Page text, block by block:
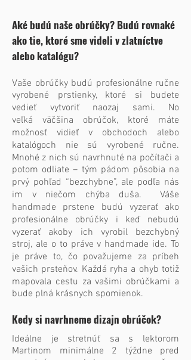
Aké budú naše obrúčky? Budú rovnaké
ako tie, ktoré sme videli v zlatníctve
alebo katalógu?
Vaše obrúčky budú profesionálne ručne
vyrobené prstienky, ktoré si budete
vedieť vytvoriť naozaj sami. No
veľká väčšina obrúčok, ktoré máte
možnosť vidieť v obchodoch alebo
katalógoch nie sú vyrobené ručne.
Mnohé z nich sú navrhnuté na počítači a
potom odliate – tým pádom pôsobia na
prvý pohľad “bezchybne”, ale pod​ľa nás
im v niečom chýba duša. Váše
handmade prstene budú vyzerať ako
profesionálne obrúčky i keď nebudú
vyzerať akoby ich vyrobil bezchybný
stroj, ale o to práve v handmade ide. To
je práve to, čo považujeme za príbeh
vašich prsteňov. Každá ryha a ohyb totiž
mapovala cestu za vašimi obrúčkami a
bude plná krásnych spomienok.
Kedy si navrhneme dizajn obrúčok?
Ideálne je stretnúť sa s lektorom
Martinom minimálne 2 týždne pred